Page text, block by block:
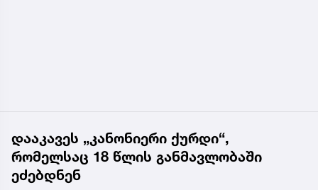
დააკავეს „კანონიერი ქურდი“,
რომელსაც 18 წლის განმავლობაში
ეძებდნენ